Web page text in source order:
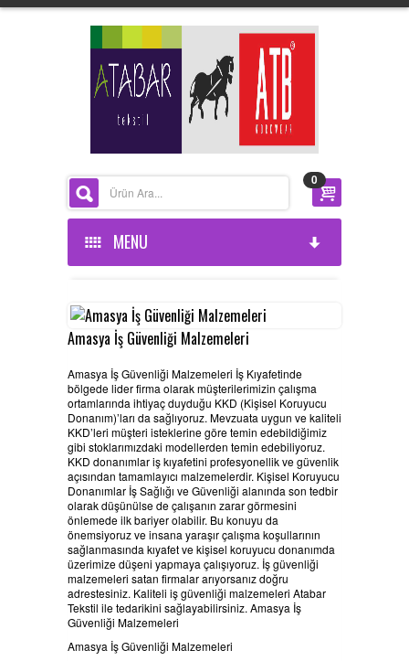
0
MENU
KURUMSAL
HAKKIMIZDA
BELGELERIMIZ
ÜRÜNLERİMİZ
HABERLER
REFERANSLAR
KAMPANYA
SİPARİŞ LİSTESİ
İLETİŞİM
Amasya İş Güvenliği Malzemeleri
Amasya İş Güvenliği Malzemeleri İş Kıyafetinde
bölgede lider firma olarak müşterilerimizin çalışma
ortamlarında ihtiyaç duyduğu KKD (Kişisel Koruyucu
Donanım)’ları da sağlıyoruz. Mevzuata uygun ve kaliteli
KKD’leri müşteri isteklerine göre temin edebildiğimiz
gibi stoklarımızdaki modellerden temin edebiliyoruz.
KKD donanımlar iş kıyafetini profesyonellik ve güvenlik
açısından tamamlayıcı malzemelerdir. Kişisel Koruyucu
Donanımlar İş Sağlığı ve Güvenliği alanında son tedbir
olarak düşünülse de çalışanın zarar görmesini
önlemede ilk bariyer olabilir. Bu konuyu da
önemsiyoruz ve insana yaraşır çalışma koşullarının
sağlanmasında kıyafet ve kişisel koruyucu donanımda
üzerimize düşeni yapmaya çalışıyoruz. İş güvenliği
malzemeleri satan firmalar arıyorsanız doğru
adrestesiniz. Kaliteli iş güvenliği malzemeleri Atabar
Tekstil ile tedarikini sağlayabilirsiniz. Amasya İş
Güvenliği Malzemeleri
Amasya İş Güvenliği Malzemeleri